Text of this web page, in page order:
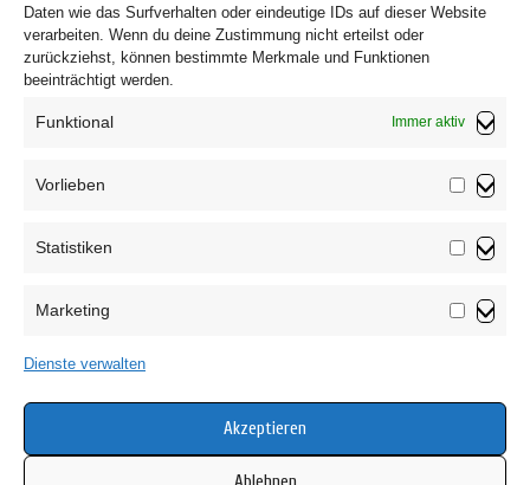
Daten wie das Surfverhalten oder eindeutige IDs auf dieser Website
verarbeiten. Wenn du deine Zustimmung nicht erteilst oder
zurückziehst, können bestimmte Merkmale und Funktionen
beeinträchtigt werden.
Funktional Immer aktiv
Vorlieben
Statistiken
Marketing
Dienste verwalten
Akzeptieren
Cookie-Richtlinie (EU)